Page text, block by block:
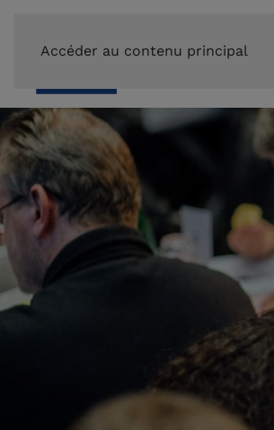
Accéder au contenu principal